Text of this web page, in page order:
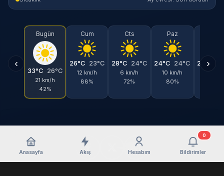
‹
Bugün
33°C 26°C
21 km/h
42%
Cum
26°C 23°C
12 km/h
88%
Cts
28°C 24°C
6 km/h
72%
Paz
24°C 24°C
10 km/h
80%
24°C
›
Anasayfa Akış Hesabım Bildirimler
0